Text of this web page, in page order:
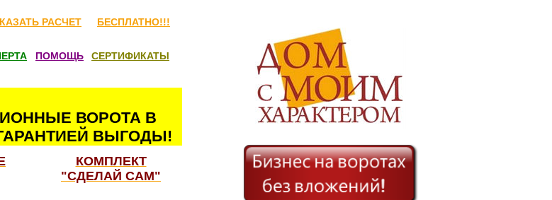
РАСЧЕТ БЕСПЛАТНО!!!
ПОМОЩЬ СЕРТИФИКАТЫ
ВОРОТА В
ВЫГОДЫ!
КОМПЛЕКТ
"СДЕЛАЙ САМ"